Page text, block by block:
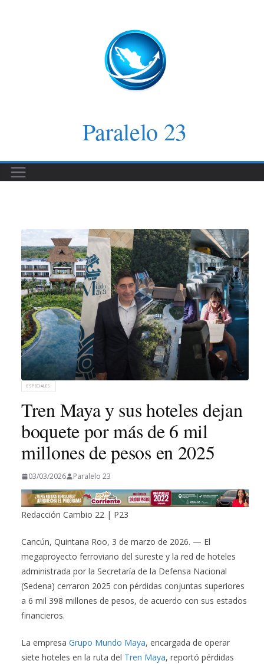
Paralelo 23
ESPECIALES
Tren Maya y sus hoteles dejan
boquete por más de 6 mil
millones de pesos en 2025
03/03/2026 Paralelo 23
Redacción Cambio 22 | P23
Cancún, Quintana Roo, 3 de marzo de 2026. — El
megaproyecto ferroviario del sureste y la red de hoteles
administrada por la Secretaría de la Defensa Nacional
(Sedena) cerraron 2025 con pérdidas conjuntas superiores
a 6 mil 398 millones de pesos, de acuerdo con sus estados
financieros.
La empresa Grupo Mundo Maya, encargada de operar
siete hoteles en la ruta del Tren Maya, reportó pérdidas